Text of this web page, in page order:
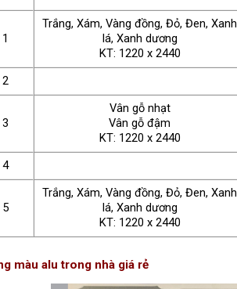
1
Trắng, Xám, Vàng đồng, Đỏ, Đen, Xanh
lá, Xanh dương
KT: 1220 x 2440
2
3
Vân gỗ nhạt
Vân gỗ đậm
KT: 1220 x 2440
4
5
Trắng, Xám, Vàng đồng, Đỏ, Đen, Xanh
lá, Xanh dương
KT: 1220 x 2440
màu alu trong nhà giá rẻ